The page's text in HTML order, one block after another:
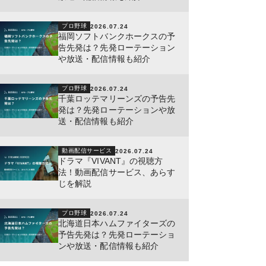
プロ野球 2026.07.24
福岡ソフトバンクホークスの予
告先発は？先発ローテーション
や放送・配信情報も紹介
プロ野球 2026.07.24
千葉ロッテマリーンズの予告先
発は？先発ローテーションや放
送・配信情報も紹介
動画配信サービス 2026.07.24
ドラマ『VIVANT』の視聴方
法！動画配信サービス、あらす
じを解説
プロ野球 2026.07.24
北海道日本ハムファイターズの
予告先発は？先発ローテーショ
ンや放送・配信情報も紹介